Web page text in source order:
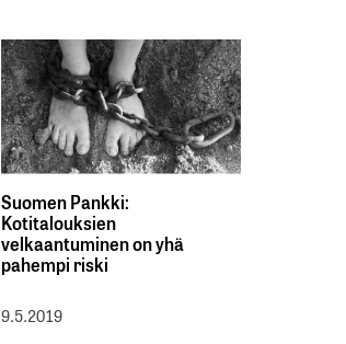
Suomen Pankki:
Kotitalouksien
velkaantuminen on yhä
pahempi riski
9.5.2019